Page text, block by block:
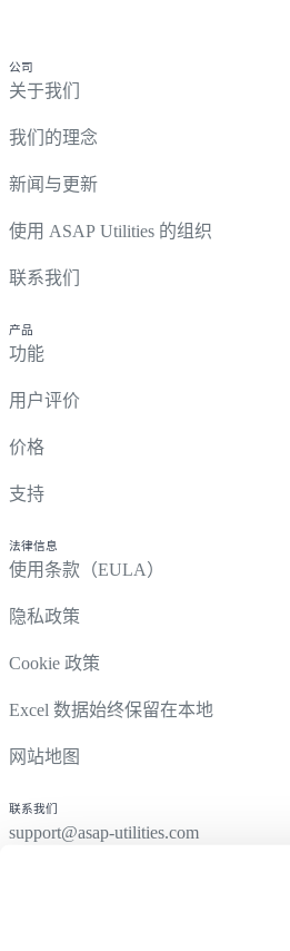
公司
关于我们
我们的理念
新闻与更新
使用 ASAP Utilities 的组织
联系我们
产品
功能
用户评价
价格
支持
法律信息
使用条款（EULA）
隐私政策
Cookie 政策
Excel 数据始终保留在本地
网站地图
联系我们
support@asap-utilities.com